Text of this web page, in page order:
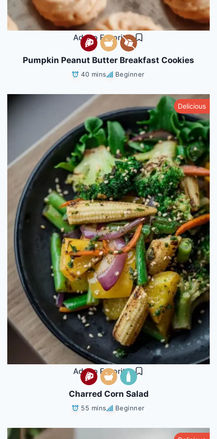
Add to Favorites
Pumpkin Peanut Butter Breakfast Cookies
40 mins Beginner
Add to Favorites
Delicious
Charred Corn Salad
55 mins Beginner